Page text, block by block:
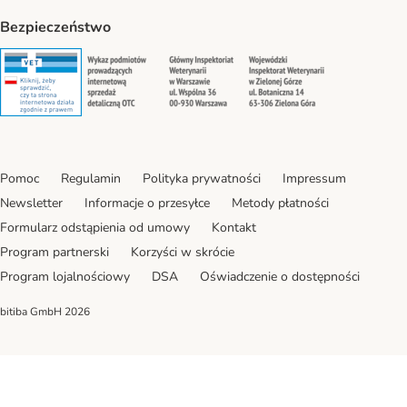
Bezpieczeństwo
Security Security Security
Pomoc Regulamin Polityka prywatności
Impressum
Newsletter
Informacje o przesyłce
Metody płatności
Formularz odstąpienia od umowy
Kontakt
Program partnerski
Korzyści w skrócie
Program lojalnościowy
DSA Oświadczenie o dostępności
bitiba GmbH 2026